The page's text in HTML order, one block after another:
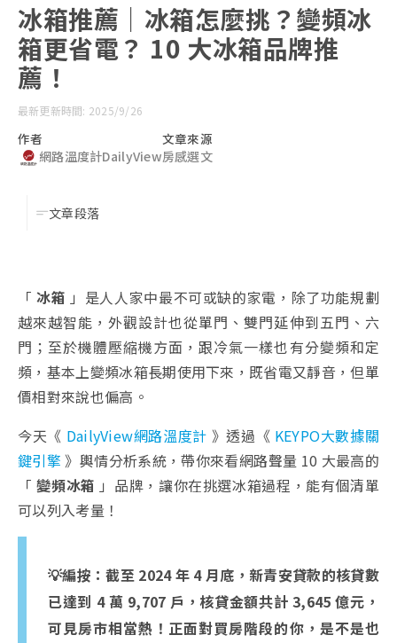
冰箱推薦｜冰箱怎麼挑？變頻冰
箱更省電？ 10 大冰箱品牌推
薦！
最新更新時間: 2025/9/26
作者
網路溫度計DailyView
文章來源
房感選文
文章段落
「冰箱 」是人人家中最不可或缺的家電，除了功能規劃
越來越智能，外觀設計也從單門、雙門延伸到五門、六
門；至於機體壓縮機方面，跟冷氣一樣也有分變頻和定
頻，基本上變頻冰箱長期使用下來，既省電又靜音，但單
價相對來說也偏高。
今天《 DailyView網路溫度計 》透過《 KEYPO大數據關
鍵引擎 》輿情分析系統，帶你來看網路聲量 10 大最高的
「變頻冰箱 」品牌，讓你在挑選冰箱過程，能有個清單
可以列入考量！
💡編按：截至 2024 年 4 月底，新青安貸款的核貸數
已達到 4 萬 9,707 戶，核貸金額共計 3,645 億元，
可見房市相當熱！正面對買房階段的你，是不是也